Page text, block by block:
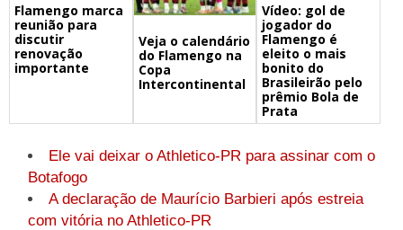
Flamengo marca
reunião para
discutir
renovação
importante
Veja o calendário
do Flamengo na
Copa
Intercontinental
Vídeo: gol de
jogador do
Flamengo é
eleito o mais
bonito do
Brasileirão pelo
prêmio Bola de
Prata
Ele vai deixar o Athletico-PR para assinar com o
Botafogo
A declaração de Maurício Barbieri após estreia
com vitória no Athletico-PR